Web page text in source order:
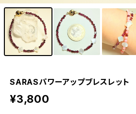
SARASパワーアップブレスレット
¥3,800